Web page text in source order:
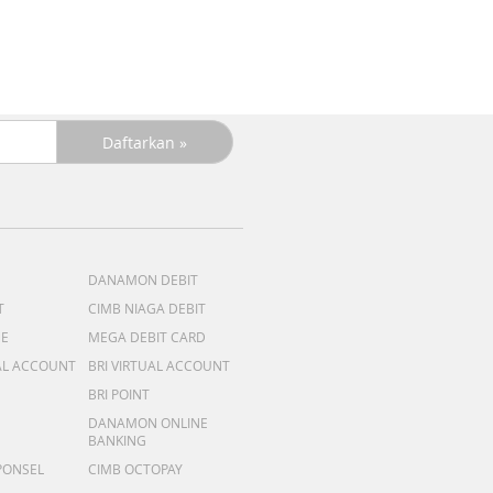
DANAMON DEBIT
CIMB NIAGA DEBIT
MEGA DEBIT CARD
ACCOUNT
BRI VIRTUAL ACCOUNT
BRI POINT
DANAMON ONLINE
BANKING
CIMB OCTOPAY